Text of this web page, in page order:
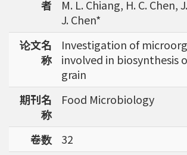
芯片搭配生物资讯等为工具，开发专
标，应用于精准农业以及侦测癌细胞
等在精准医疗上的应用。同时，蔡老
代定序了解台湾乳癌病患中基因体中
演化，试图了解癌症复发机制。同时
定序解出台湾帝雉全基因体资讯。这
只能从基因组分析而无法从生态调查
强调了解台湾特有物种基因资讯的重
者
M. L. Chiang, H. C. Chen,
J. Chen*
论文名
称
Investigation of
involved in biosynthesis
grain
期刊名
称
Food Microbiology
卷数
32